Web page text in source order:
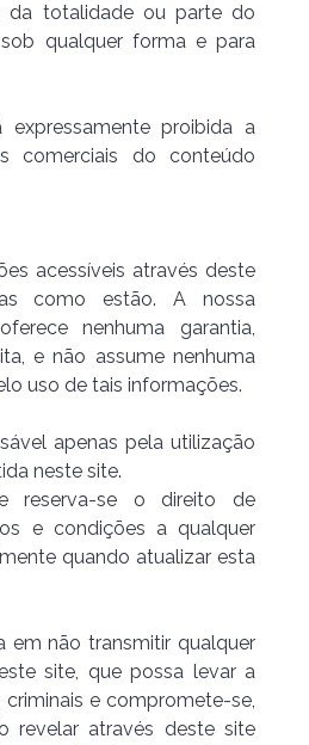
da totalidade ou parte do
qualquer forma e para
expressamente proibida a
comerciais do conteúdo
acessíveis através deste
como estão. A nossa
nenhuma garantia,
e não assume nenhuma
uso de tais informações.
apenas pela utilização
neste site.
reserva-se o direito de
e condições a qualquer
quando atualizar esta
em não transmitir qualquer
site, que possa levar a
e compromete-se,
revelar através deste site